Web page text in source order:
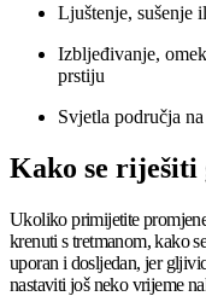
Ljuštenje, sušenje
Izbljeđivanje,
prstiju
Svjetla područja
Kako se
Ukoliko primijetite
krenuti s tretmanom, kako
uporan i dosljedan, jer
nastaviti još neko vrijeme